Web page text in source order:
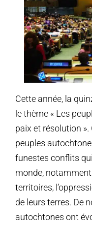
Cette année, la
le thème « Les
paix et résolution
peuples
funestes conflits
monde,
territoires,
de leurs terres. De
autochtones ont